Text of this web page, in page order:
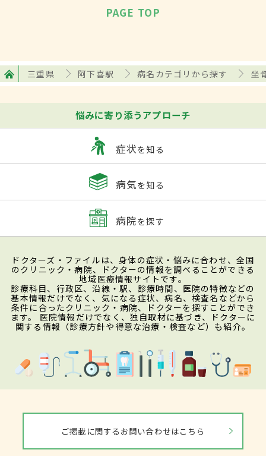
PAGE TOP
三重県 阿下喜駅 病名カテゴリから探す 坐
悩みに寄り添うアプローチ
症状を知る
病気を知る
病院を探す
ドクターズ・ファイルは、身体の症状・悩みに合わせ、全国
のクリニック・病院、ドクターの情報を調べることができる
地域医療情報サイトです。
診療科目、行政区、沿線・駅、診療時間、医院の特徴などの
基本情報だけでなく、気になる症状、病名、検査名などから
条件に合ったクリニック・病院、ドクターを探すことができ
ます。 医院情報だけでなく、独自取材に基づき、ドクターに
関する情報（診療方針や得意な治療・検査など）も紹介。
ご掲載に関するお問い合わせはこちら